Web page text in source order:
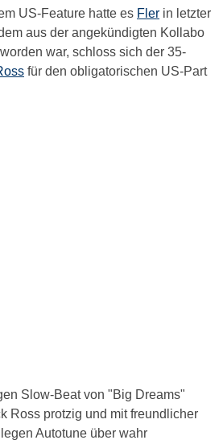
US-Feature hatte es Fler in letzter
aus der angekündigten Kollabo
war, schloss sich der 35-
für den obligatorischen US-Part
Slow-Beat von "Big Dreams"
Ross protzig und mit freundlicher
Autotune über wahr